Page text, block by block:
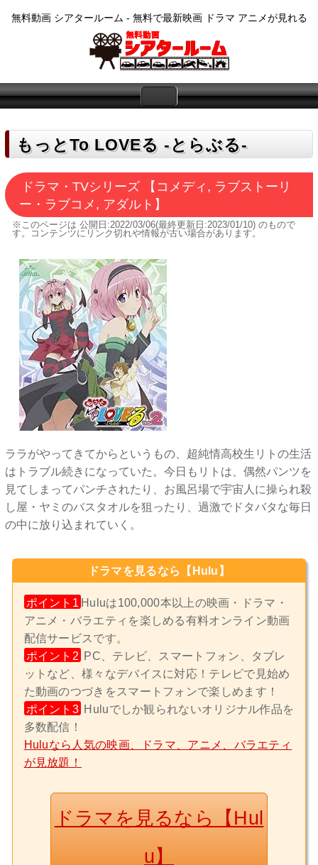
無料動画 シアタールーム - 無料で最新映画 ドラマ アニメが見れる
もっとTo LOVEる -とらぶる-
ドラマ・TVシリーズ 【コメディ, ラブストーリ
ー・ラブコメ, アダルト】
※このページは 公開日:2022/03/06(最終更新日:2023/01/10)のもので
す。コンテンツにリンク切れや情報が古い場合があります。
ララがやってきてからというもの、超純情高校生リトの生活
はトラブル続きになっていた。今日もリトは、偶然パンツを
見てしまってパンチされたり、お風呂場で宇宙人に操られ殺
し屋・ヤミのバスタオルを狙ったり、過激でドタバタな毎日
の中に放り込まれていく。
ドラマを見るなら【Hulu】
ポイント1 Huluは100,000本以上の映画・ドラマ・
アニメ・バラエティを楽しめる有料オンライン動画
配信サービスです。
ポイント2 PC、テレビ、スマートフォン、タブレ
ットなど、様々なデバイスに対応！テレビで見始め
た動画のつづきをスマートフォンで楽しめます！
ポイント3 Huluでしか観られないオリジナル作品を
多数配信！
Huluなら人気の映画、ドラマ、アニメ、バラエティ
が見放題！
ドラマを見るなら【Hul
u】